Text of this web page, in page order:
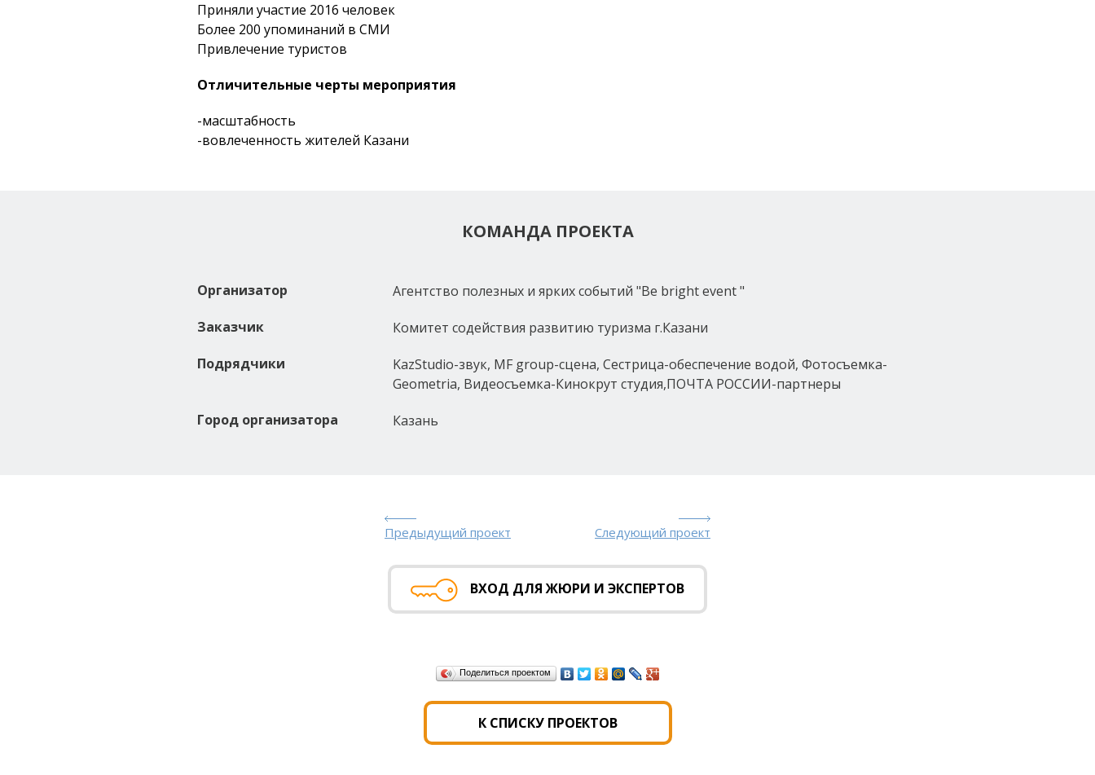
Приняли участие 2016 человек
Более 200 упоминаний в СМИ
Привлечение туристов
Отличительные черты мероприятия
-масштабность
-вовлеченность жителей Казани
КОМАНДА ПРОЕКТА
Организатор
Агентство полезных и ярких событий "Be bright event "
Заказчик
Комитет содействия развитию туризма г.Казани
Подрядчики
KazStudio-звук, MF group-сцена, Сестрица-обеспечение водой, Фотосъемка-
Geometria, Видеосъемка-Кинокрут студия,ПОЧТА РОССИИ-партнеры
Город организатора
Казань
Предыдущий проект Следующий проект
ВХОД ДЛЯ ЖЮРИ И ЭКСПЕРТОВ
Поделиться проектом
К СПИСКУ ПРОЕКТОВ